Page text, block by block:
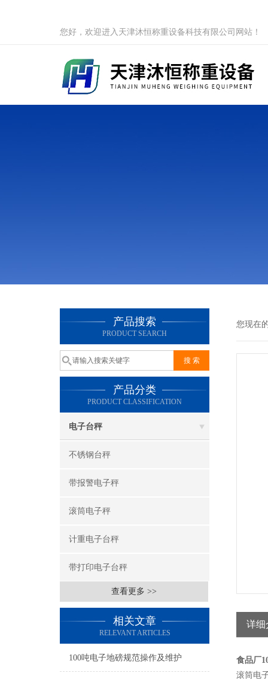
您好，欢迎进入天津沐恒称重设备科技有限公司网站！
产品搜索
PRODUCT SEARCH
产品分类
PRODUCT CLASSIFICATION
电子台秤
不锈钢台秤
带报警电子秤
滚筒电子秤
计重电子台秤
带打印电子台秤
查看更多 >>
相关文章
RELEVANT ARTICLES
100吨电子地磅规范操作及维护
您现在
详细
食品厂
滚筒电